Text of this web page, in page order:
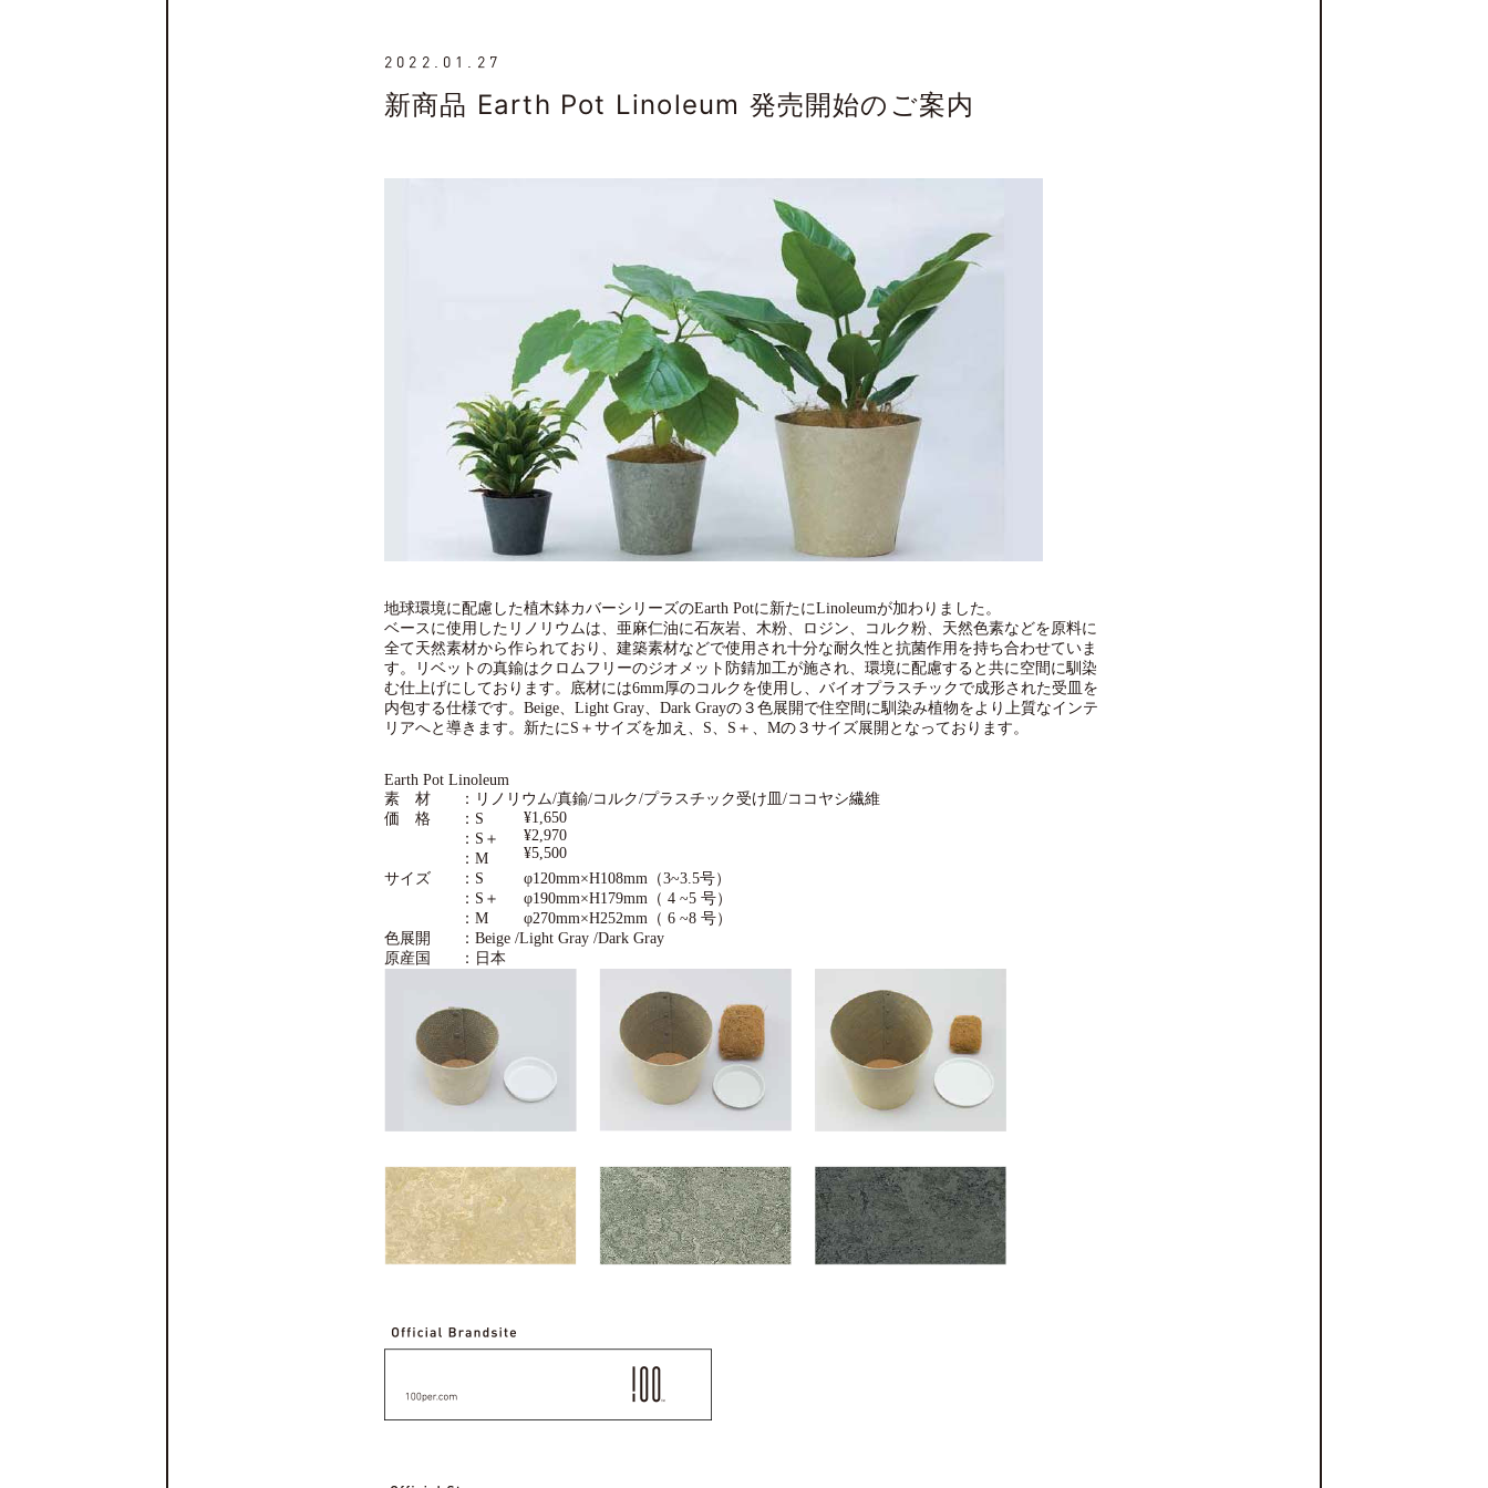
2022.01.27
新商品 Earth Pot Linoleum 発売開始のご案内
地球環境に配慮した植木鉢カバーシリーズのEarth Potに新たにLinoleumが加わりました。
ベースに使用したリノリウムは、亜麻仁油に石灰岩、木粉、ロジン、コルク粉、天然色素などを原料に
全て天然素材から作られており、建築素材などで使用され十分な耐久性と抗菌作用を持ち合わせていま
す。リベットの真鍮はクロムフリーのジオメット防錆加工が施され、環境に配慮すると共に空間に馴染
む仕上げにしております。底材には6mm厚のコルクを使用し、バイオプラスチックで成形された受皿を
内包する仕様です。Beige、Light Gray、Dark Grayの３色展開で住空間に馴染み植物をより上質なインテ
リアへと導きます。新たにS＋サイズを加え、S、S＋、Mの３サイズ展開となっております。
Earth Pot Linoleum
素 材
：リノリウム/真鍮/コルク/プラスチック受け皿/ココヤシ繊維
価 格
：S
：S＋
：M
¥1,650
¥2,970
¥5,500
サイズ
：S
：S＋
：M
φ120mm×H108mm（3~3.5号）
φ190mm×H179mm（ 4 ~5 号）
φ270mm×H252mm（ 6 ~8 号）
色展開
：Beige /Light Gray /Dark Gray
原産国
：日本